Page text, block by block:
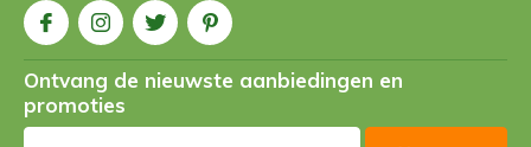
Ontvang de nieuwste aanbiedingen en
promoties